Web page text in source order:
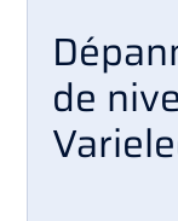
de